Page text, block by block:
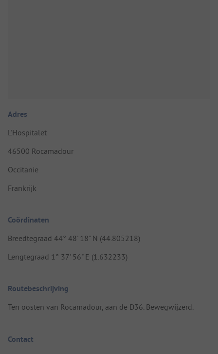
Adres
L'Hospitalet
46500 Rocamadour
Occitanie
Frankrijk
Coördinaten
Breedtegraad 44° 48' 18" N (44.805218)
Lengtegraad 1° 37' 56" E (1.632233)
Routebeschrijving
Ten oosten van Rocamadour, aan de D36. Bewegwijzerd.
Contact